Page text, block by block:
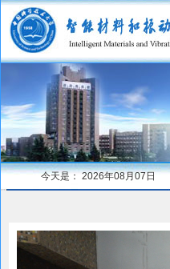
今天是： 2026年08月07日